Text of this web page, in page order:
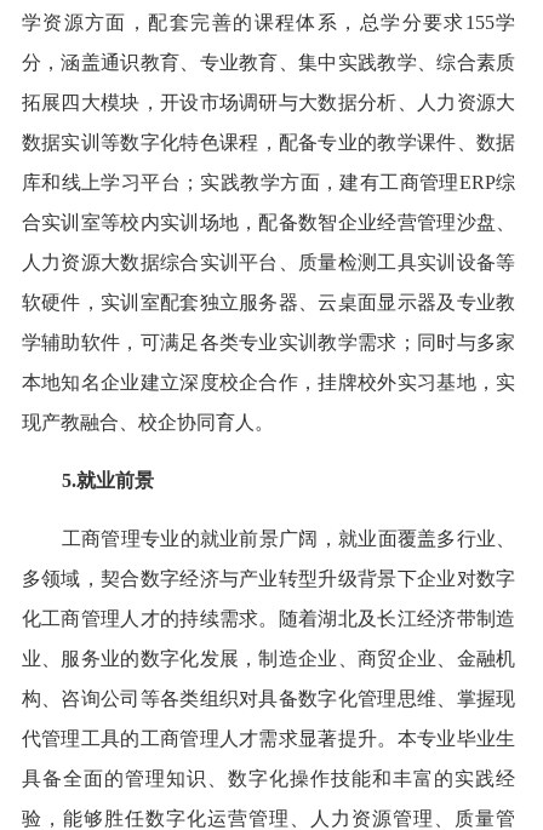
学资源方面，配套完善的课程体系，总学分要求155学
分，涵盖通识教育、专业教育、集中实践教学、综合素质
拓展四大模块，开设市场调研与大数据分析 、人力资源大
数据实训 等数字化特色课程，配备专业的教学课件、数据
库和线上学习平台；实践教学方面，建有工商管理ERP综
合实训室等校内实训场地，配备数智企业经营管理沙盘、
人力资源大数据综合实训平台、质量检测工具实训设备等
软硬件，实训室配套独立服务器、云桌面显示器及专业教
学辅助软件，可满足各类专业实训教学需求；同时与多家
本地知名企业建立深度校企合作，挂牌校外实习基地，实
现产教融合、校企协同育人。
5.就业前景
工商管理专业的就业前景广阔，就业面覆盖多行业、
多领域，契合数字经济与产业转型升级背景下企业对数字
化工商管理人才的持续需求。随着湖北及长江经济带制造
业、服务业的数字化发展，制造企业、商贸企业、金融机
构、咨询公司等各类组织对具备数字化管理思维、掌握现
代管理工具的工商管理人才需求显著提升。本专业毕业生
具备全面的管理知识、数字化操作技能和丰富的实践经
验，能够胜任数字化运营管理、人力资源管理、质量管